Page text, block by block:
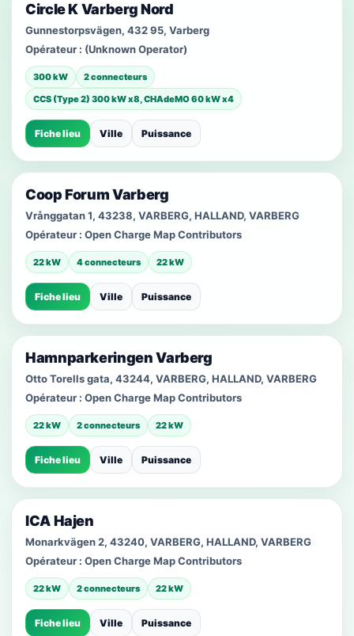
Circle K Varberg Nord
Gunnestorpsvägen, 432 95, Varberg
Opérateur : (Unknown Operator)
300 kW
2 connecteurs
CCS (Type 2) 300 kW x8, CHAdeMO 60 kW x4
Fiche lieu Ville Puissance
Coop Forum Varberg
Vrånggatan 1, 43238, VARBERG, HALLAND, VARBERG
Opérateur : Open Charge Map Contributors
22 kW 4 connecteurs 22 kW
Fiche lieu Ville Puissance
Hamnparkeringen Varberg
Otto Torells gata, 43244, VARBERG, HALLAND, VARBERG
Opérateur : Open Charge Map Contributors
22 kW 2 connecteurs 22 kW
Fiche lieu Ville Puissance
ICA Hajen
Monarkvägen 2, 43240, VARBERG, HALLAND, VARBERG
Opérateur : Open Charge Map Contributors
22 kW 2 connecteurs 22 kW
Fiche lieu Ville Puissance